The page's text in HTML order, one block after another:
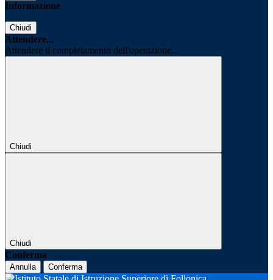
Informazione
Chiudi
Attendere...
Attendere il completamento dell'operazione...
Chiudi
Chiudi
Conferma
Annulla Conferma